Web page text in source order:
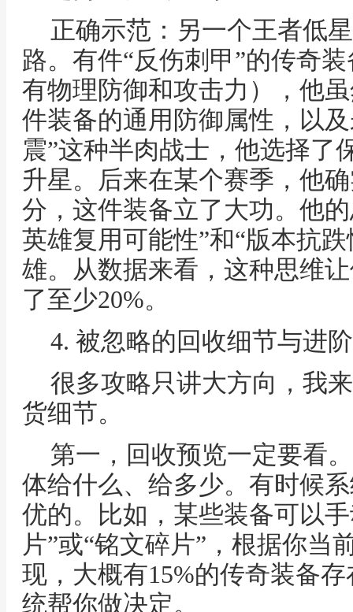
正确示范：另一个王者低
路。有件“反伤刺甲”的传奇
有物理防御和攻击力），他
件装备的通用防御属性，以
震”这种半肉战士，他选择了
升星。后来在某个赛季，他
分，这件装备立了大功。他
英雄复用可能性”和“版本抗
雄。从数据来看，这种思维
了至少20%。
4. 被忽略的回收细节与进
很多攻略只讲大方向，我
货细节。
第一，回收预览一定要看
体给什么、给多少。有时候
优的。比如，某些装备可以
片”或“铭文碎片”，根据你当
现，大概有15%的传奇装备
统帮你做决定。